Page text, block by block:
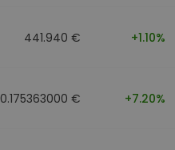
441.940 € +1.10%
0.175363000 € +7.20%